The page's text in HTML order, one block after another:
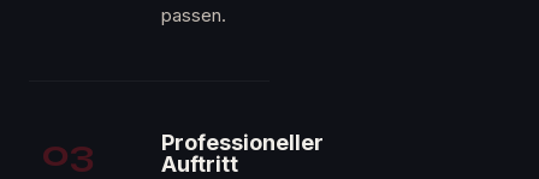
passen.
03
Professioneller
Auftritt